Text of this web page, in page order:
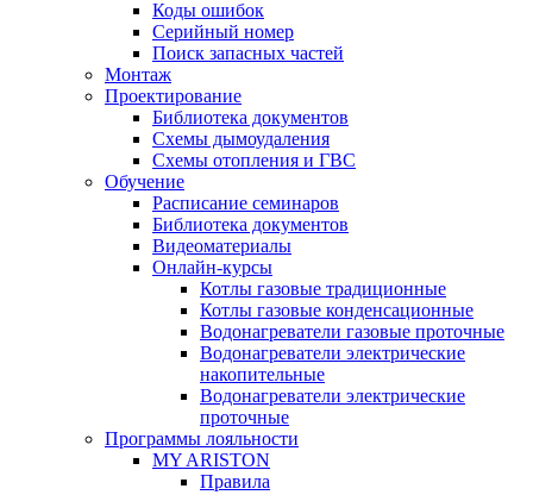
Коды ошибок
Серийный номер
Поиск запасных частей
Монтаж
Проектирование
Библиотека документов
Схемы дымоудаления
Схемы отопления и ГВС
Обучение
Расписание семинаров
Библиотека документов
Видеоматериалы
Онлайн-курсы
Котлы газовые традиционные
Котлы газовые конденсационные
Водонагреватели газовые проточные
Водонагреватели электрические
накопительные
Водонагреватели электрические
проточные
Программы лояльности
MY ARISTON
Правила